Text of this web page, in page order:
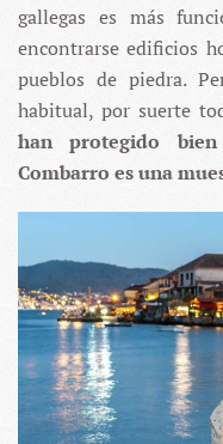
gallegas es más
encontrarse edificios
pueblos de piedra.
habitual, por suerte
han protegido
Combarro es una